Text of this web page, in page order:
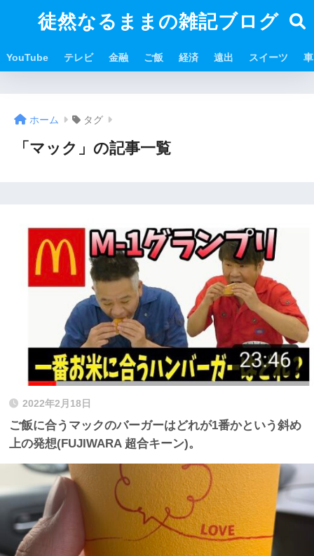
徒然なるままの雑記ブログ
YouTube テレビ 金融 ご飯 経済 遠出 スイーツ 車
ホーム タグ
「マック」の記事一覧
2022年2月18日
ご飯に合うマックのバーガーはどれが1番かという斜め
上の発想(FUJIWARA 超合キーン)。